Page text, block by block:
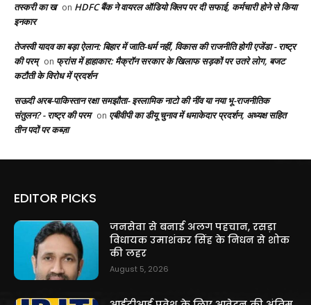
तस्करी का ख on HDFC बैंक ने वायरल ऑडियो क्लिप पर दी सफाई, कर्मचारी होने से किया
इनकार
तेजस्वी यादव का बड़ा ऐलान: बिहार में जाति-धर्म नहीं, विकास की राजनीति होगी एजेंडा - राष्ट्र
की परम् on फ्रांस में हाहाकार: मैक्रॉन सरकार के खिलाफ सड़कों पर उतरे लोग, बजट
कटौती के विरोध में प्रदर्शन
सऊदी अरब-पाकिस्तान रक्षा समझौता- इस्लामिक नाटो की नींव या नया भू-राजनीतिक
संतुलन? - राष्ट्र की परम on एबीवीपी का डीयू चुनाव में धमाकेदार प्रदर्शन, अध्यक्ष सहित
तीन पदों पर कब्ज़ा
EDITOR PICKS
जनसेवा से बनाई अलग पहचान, रसड़ा
विधायक उमाशंकर सिंह के निधन से शोक
की लहर
August 5, 2026